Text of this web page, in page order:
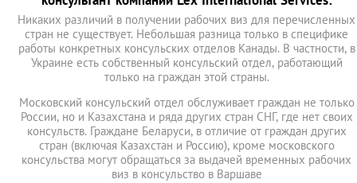
Никаких различий в получении рабочих виз для перечисленных
стран не существует. Небольшая разница только в специфике
работы конкретных консульских отделов Канады. В частности, в
Украине есть собственный консульский отдел, работающий
только на граждан этой страны.
Московский консульский отдел обслуживает граждан не только
России, но и Казахстана и ряда других стран СНГ, где нет своих
консульств. Граждане Беларуси, в отличие от граждан других
стран (включая Казахстан и Россию), кроме московского
консульства могут обращаться за выдачей временных рабочих
виз в консульство в Варшаве